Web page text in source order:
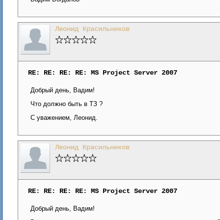
Леонид Красильников
RE: RE: RE: RE: MS Project Server 2007
Добрый день, Вадим!
Что должно быть в ТЗ ?
С уважением, Леонид.
Леонид Красильников
RE: RE: RE: RE: MS Project Server 2007
Добрый день, Вадим!